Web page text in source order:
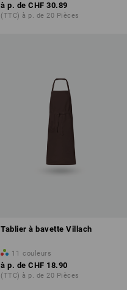
à p. de CHF 30.89
(TTC) à p. de 20 Pièces
Tablier à bavette Villach
11 couleurs
à p. de CHF 18.90
(TTC) à p. de 20 Pièces